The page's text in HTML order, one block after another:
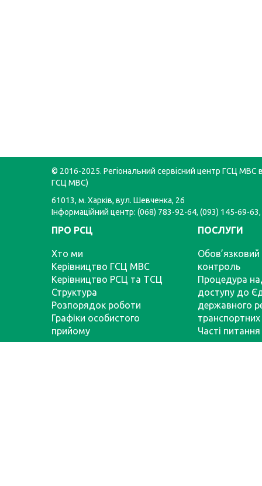
© 2016-2025. Регіональний сервісний центр ГСЦ МВС в
ГСЦ МВС)
61013, м. Харків, вул. Шевченка, 26
Інформаційний центр: (068) 783-92-64, (093) 145-69-
ПРО РСЦ
Хто ми
Керівництво ГСЦ МВС
Керівництво РСЦ та ТСЦ
Структура
Розпорядок роботи
Графіки особистого
прийому
ПОСЛУГИ
Обов’язковий
контроль
Процедура
доступу до
державного
транспортних
Часті питання